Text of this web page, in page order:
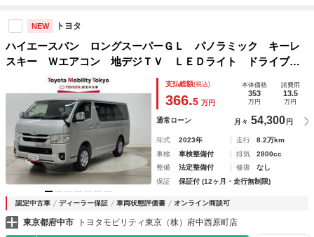
NEW トヨタ
ハイエースバン ロングスーパーＧＬ パノラミック キーレ
スキー Ｗエアコン 地デジＴＶ ＬＥＤライト ドライブレ
コーダー ４ＷＤ ＥＴＣ １００Ｖ電源 フルフラットシー
ト パワーウィンドウ 横滑り防止装置 盗難防止システム
ＤＶＤ
支払総額(税込)
366.5 万円
本体価格
353
万円
諸費用
13.5
万円
通常ローン 月々 54,300 円
年式 2023年 走行
8.2万km
車検
車検整備付 排気
2800cc
整備
法定整備付 修復
なし
保証
保証付 (12ヶ月・走行無制限)
認定中古車 ディーラー保証 車両状態評価書 オンライン商談可
東京都府中市 トヨタモビリティ東京（株）府中西原町店